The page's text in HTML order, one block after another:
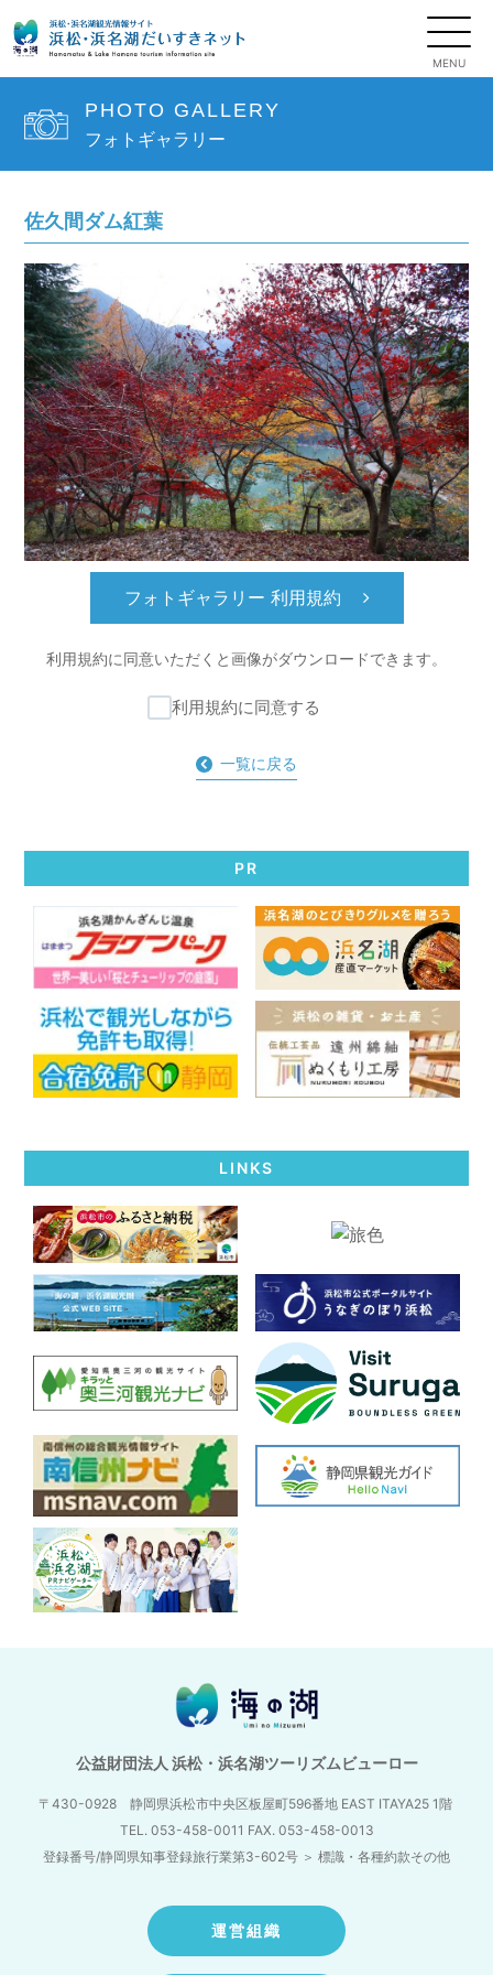
PHOTO GALLERY
フォトギャラリー
佐久間ダム紅葉
フォトギャラリー 利用規約
利用規約に同意いただくと画像がダウンロードできます。
利用規約に同意する
一覧に戻る
PR
LINKS
公益財団法人 浜松・浜名湖ツーリズムビューロー
〒430-0928 静岡県浜松市中央区板屋町596番地 EAST ITAYA25 1階
TEL. 053-458-0011 FAX. 053-458-0013
登録番号/静岡県知事登録旅行業第3-602号 ＞ 標識・各種約款その他
運営組織